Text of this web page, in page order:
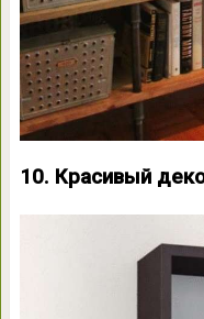
10. Красивый